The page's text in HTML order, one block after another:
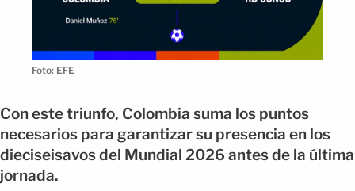
Foto: EFE
Con este triunfo, Colombia suma los puntos
necesarios para garantizar su presencia en los
dieciseisavos del Mundial 2026 antes de la última
jornada.